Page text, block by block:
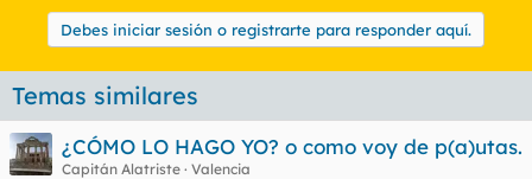
Debes iniciar sesión o registrarte para responder aquí.
Temas similares
¿CÓMO LO HAGO YO? o como voy de p(a)utas.
Capitán Alatriste Valencia